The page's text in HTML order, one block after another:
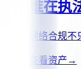
谁在执
网络合规
查看资产 →